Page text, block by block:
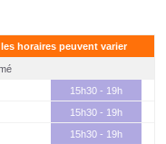
horaires peuvent varier
15h30 - 19h
15h30 - 19h
15h30 - 19h